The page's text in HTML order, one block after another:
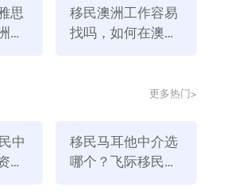
。澳洲是一个多元文化的国家，华
流和融合日益增多。许多华人会参
举行各种活动和聚会，如太极拳、
大利亚移民问题。欢迎联系我们
思
移
移民澳洲工作容易
找吗，如何在澳洲
更多热门>
中
移民马耳他中介选
哪个？飞际移民是